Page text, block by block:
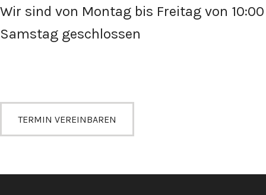
Wir sind von Montag bis Freitag von
Samstag geschlossen
TERMIN VEREINBAREN